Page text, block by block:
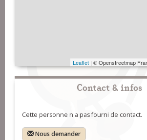
Leaflet | © Openstreetmap
Contact & infos
Cette personne n'a pas fourni de contact.
Nous demander